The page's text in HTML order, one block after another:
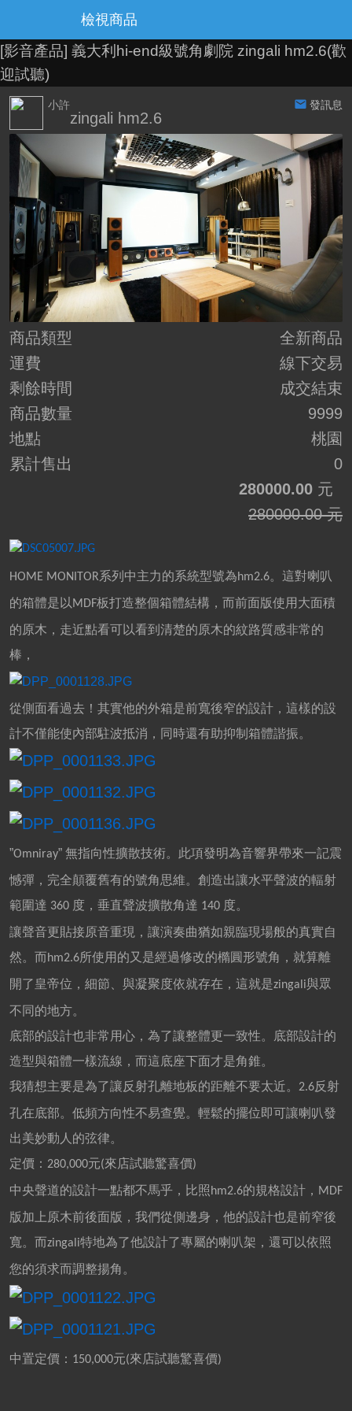
檢視商品
[影音產品] 義大利hi-end級號角劇院 zingali hm2.6(歡
迎試聽)
發訊息
小許
zingali hm2.6
商品類型
全新商品
運費
線下交易
剩餘時間
成交結束
商品數量
9999
地點
桃園
累計售出
0
280000.00 元
280000.00 元
HOME MONITOR系列中主力的系統型號為hm2.6。這對喇叭
的箱體是以MDF板打造整個箱體結構，而前面版使用大面積
的原木，走近點看可以看到清楚的原木的紋路質感非常的
棒，
從側面看過去！其實他的外箱是前寬後窄的設計，這樣的設
計不僅能使內部駐波抵消，同時還有助抑制箱體諧振。
”Omniray” 無指向性擴散技術。此項發明為音響界帶來一記震
憾彈，完全顛覆舊有的號角思維。創造出讓水平聲波的輻射
範圍達 360 度，垂直聲波擴散角達 140 度。
讓聲音更貼接原音重現，讓演奏曲猶如親臨現場般的真實自
然。而hm2.6所使用的又是經過修改的橢圓形號角，就算離
開了皇帝位，細節、與凝聚度依就存在，這就是zingali與眾
不同的地方。
底部的設計也非常用心，為了讓整體更一致性。底部設計的
造型與箱體一樣流線，而這底座下面才是角錐。
我猜想主要是為了讓反射孔離地板的距離不要太近。 2.6反射
孔在底部。低頻方向性不易查覺。輕鬆的擺位即可讓喇叭發
出美妙動人的弦律。
定價： 280,000元(來店試聽驚喜價)
中央聲道的設計一點都不馬乎，比照 hm2.6的規格設計， MDF
版加上原木前後面版，我們從側邊身，他的設計也是前窄後
寬。而zingali特地為了他設計了專屬的喇叭架，還可以依照
您的須求而調整揚角。
中置定價： 150,000元(來店試聽驚喜價)